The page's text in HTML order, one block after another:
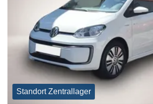
Standort Zentrallager